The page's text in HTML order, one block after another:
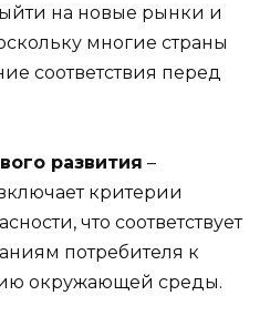
на новые рынки и
многие страны
соответствия перед
развития –
критерии
что соответствует
потребителя к
окружающей среды.